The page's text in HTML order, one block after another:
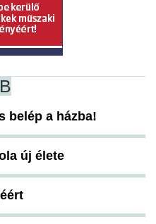
belép a házba!
új élete